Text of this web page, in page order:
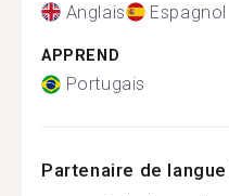
Anglais Espagnol
APPREND
Portugais
Partenaire de